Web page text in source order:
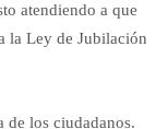
atendiendo a que
la Ley de Jubilación
de los ciudadanos.